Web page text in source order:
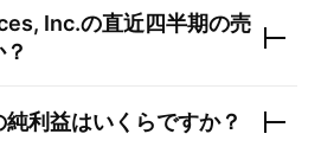
Inc.の直近四半期の売
利益はいくらですか？